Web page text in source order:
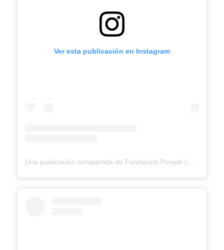
Ver esta publicación en Instagram
Una publicación compartida de Fundación Punjab (@fundacionpunjab)